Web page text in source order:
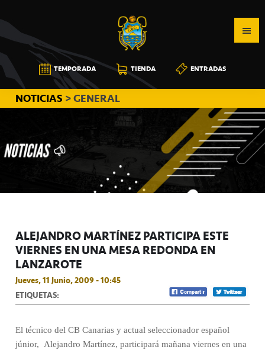
a
la
navegación
principal
al
contenido
principal
a
la
barra
lateral
principal
CB
CANARIAS
TEMPORADA TIENDA ENTRADAS
NOTICIAS > GENERAL
ALEJANDRO MARTÍNEZ PARTICIPA ESTE
VIERNES EN UNA MESA REDONDA EN
LANZAROTE
Jueves, 11 Junio, 2009 - 10:45
ETIQUETAS:
El técnico del CB Canarias y actual seleccionador español
júnior,
Alejandro Martínez, participará mañana viernes en una